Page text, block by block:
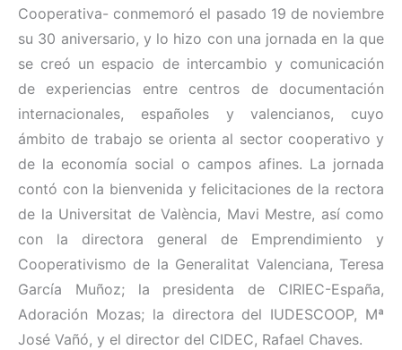
Cooperativa- conmemoró el pasado 19 de noviembre
su 30 aniversario, y lo hizo con una jornada en la que
se creó un espacio de intercambio y comunicación
de experiencias entre centros de documentación
internacionales, españoles y valencianos, cuyo
ámbito de trabajo se orienta al sector cooperativo y
de la economía social o campos afines. La jornada
contó con la bienvenida y felicitaciones de la rectora
de la Universitat de València, Mavi Mestre, así como
con la directora general de Emprendimiento y
Cooperativismo de la Generalitat Valenciana, Teresa
García Muñoz; la presidenta de CIRIEC-España,
Adoración Mozas; la directora del IUDESCOOP, Mª
José Vañó, y el director del CIDEC, Rafael Chaves.